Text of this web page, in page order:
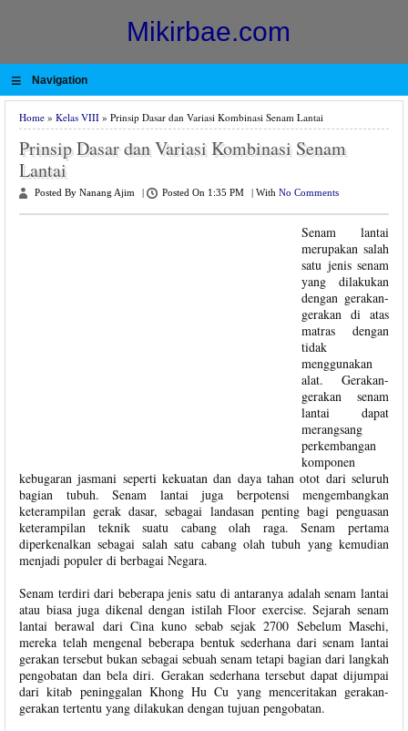
Mikirbae.com
≡ Navigation
Home » Kelas VIII » Prinsip Dasar dan Variasi Kombinasi Senam Lantai
Prinsip Dasar dan Variasi Kombinasi Senam
Lantai
Posted By Nanang Ajim Posted On 1:35 PM With No Comments
Senam lantai
merupakan salah
satu jenis senam
yang dilakukan
dengan gerakan-
gerakan di atas
matras dengan
tidak
menggunakan
alat. Gerakan-
gerakan senam
lantai dapat
merangsang
perkembangan
komponen
kebugaran jasmani seperti kekuatan dan daya tahan otot dari seluruh
bagian tubuh. Senam lantai juga berpotensi mengembangkan
keterampilan gerak dasar, sebagai landasan penting bagi penguasan
keterampilan teknik suatu cabang olah raga. Senam pertama
diperkenalkan sebagai salah satu cabang olah tubuh yang kemudian
menjadi populer di berbagai Negara.
Senam terdiri dari beberapa jenis satu di antaranya adalah senam lantai
atau biasa juga dikenal dengan istilah Floor exercise. Sejarah senam
lantai berawal dari Cina kuno sebab sejak 2700 Sebelum Masehi,
mereka telah mengenal beberapa bentuk sederhana dari senam lantai
gerakan tersebut bukan sebagai sebuah senam tetapi bagian dari langkah
pengobatan dan bela diri. Gerakan sederhana tersebut dapat dijumpai
dari kitab peninggalan Khong Hu Cu yang menceritakan gerakan-
gerakan tertentu yang dilakukan dengan tujuan pengobatan.